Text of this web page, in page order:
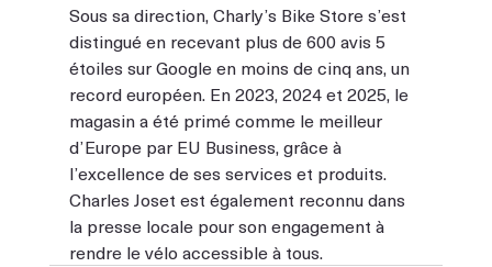
Sous sa direction, Charly’s Bike Store s’est
distingué en recevant plus de 600 avis 5
étoiles sur Google en moins de cinq ans, un
record européen. En 2023, 2024 et 2025, le
magasin a été primé comme le meilleur
d’Europe par EU Business, grâce à
l’excellence de ses services et produits.
Charles Joset est également reconnu dans
la presse locale pour son engagement à
rendre le vélo accessible à tous.